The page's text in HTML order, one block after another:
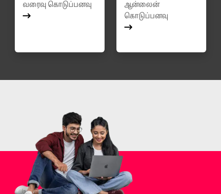
வரைவு கொடுப்பனவு
ஆன்லைன்
கொடுப்பனவு